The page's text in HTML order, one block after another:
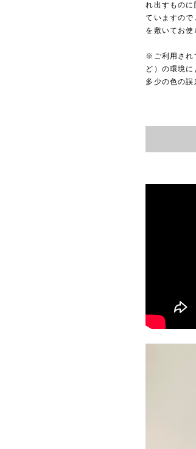
れ出すものに
ていますの
を敷いてお使
※ご利用され
ど）の環境
多少の色の誤